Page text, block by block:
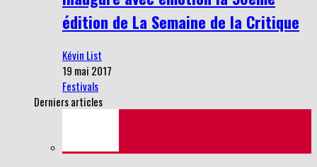
édition de La Semaine de la Critique
Kévin List
19 mai 2017
Festivals
Derniers articles